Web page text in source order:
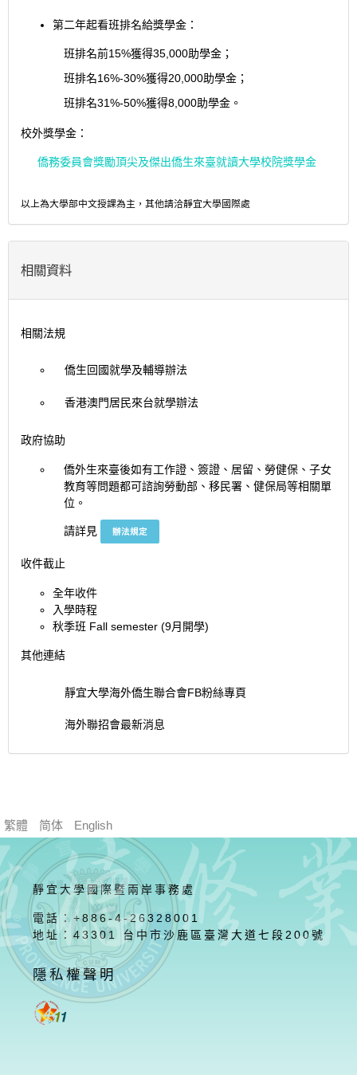
第二年起看班排名給獎學金：
班排名前15%獲得35,000助學金；
班排名16%-30%獲得20,000助學金；
班排名31%-50%獲得8,000助學金。
校外獎學金：
僑務委員會獎勵頂尖及傑出僑生來臺就讀大學校院獎學金
以上為大學部中文授課為主，其他請洽靜宜大學國際處
相關資料
相關法規
僑生回國就學及輔導辦法
香港澳門居民來台就學辦法
政府協助
僑外生來臺後如有工作證、簽證、居留、勞健保、子女
教育等問題都可諮詢勞動部、移民署、健保局等相關單
位。
請詳見 辦法規定
收件截止
全年收件
入學時程
秋季班 Fall semester (9月開學)
其他連結
靜宜大學海外僑生聯合會FB粉絲專頁
海外聯招會最新消息
繁體 简体 English
靜宜大學國際暨兩岸事務處
電話：+886-4-26328001
地址：43301 台中市沙鹿區臺灣大道七段200號
隱私權聲明